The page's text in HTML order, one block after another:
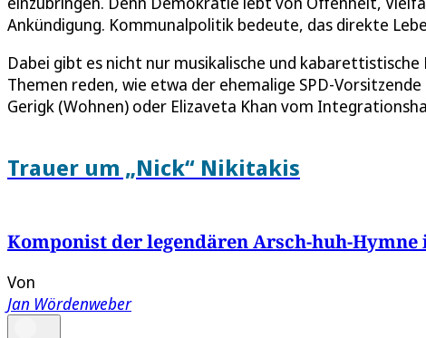
Ankündigung. Kommunalpolitik bedeute, das direkte
Dabei gibt es nicht nur musikalische und
Themen reden, wie etwa der ehemalige SPD-
Gerigk (Wohnen) oder Elizaveta Khan vom
Trauer um „Nick“ Nikitakis
Komponist der legendären Arsch-huh-Hymne
Von
Jan Wördenweber